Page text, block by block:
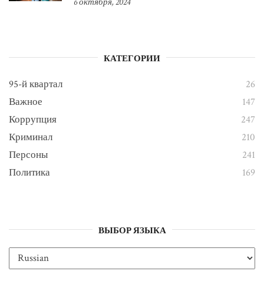
КАТЕГОРИИ
95-й квартал
26
Важное
147
Коррупция
247
Криминал
210
Персоны
241
Политика
169
ВЫБОР ЯЗЫКА